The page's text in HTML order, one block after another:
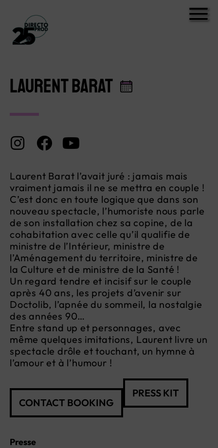
LAURENT BARAT
Laurent Barat l’avait juré : jamais mais
vraiment jamais il ne se mettra en couple !
C’est donc en toute logique que dans son
nouveau spectacle, l’humoriste nous parle
de son installation chez sa copine, de la
cohabitation avec celle qu’il qualifie de
ministre de l’Intérieur, ministre de
l’Aménagement du territoire, ministre de
la Culture et de ministre de la Santé !
Un regard tendre et incisif sur le couple
après 40 ans, les projets d’avenir sur
Doctolib, l’apnée du sommeil, la nostalgie
des années 90…
Entre stand up et personnages, avec
même quelques imitations, Laurent livre un
spectacle drôle et touchant, un hymne à
l’amour et à l’humour !
CONTACT BOOKING
PRESS KIT
Presse